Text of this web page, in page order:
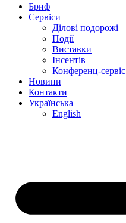
Бриф
Сервіси
Ділові подорожі
Події
Виставки
Інсентів
Конференц-сервіс
Новини
Контакти
Українська
English